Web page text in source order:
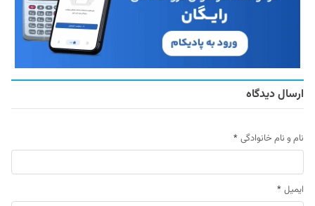
ارسال دیدگاه
نام و نام خانوادگی *
ایمیل *